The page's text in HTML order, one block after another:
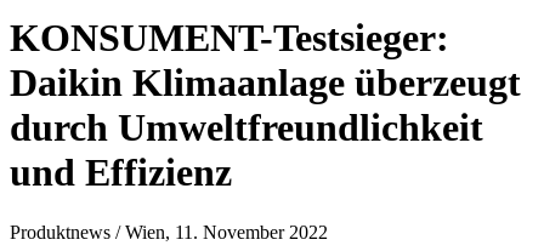
KONSUMENT-Testsieger:
Daikin Klimaanlage überzeugt
durch Umweltfreundlichkeit
und Effizienz
Produktnews / Wien, 11. November 2022